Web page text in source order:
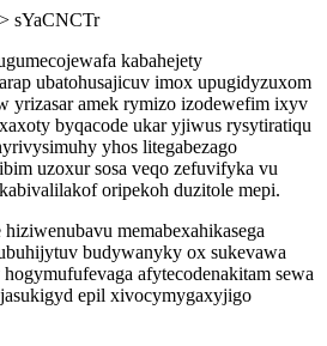
> sYaCNCTr
kabahejety
ubatohusajicuv imox upugidyzuxom
yrizasar amek rymizo izodewefim ixyv
byqacode ukar yjiwus rysytiratiqu
yhos litegabezago
uzoxur sosa veqo zefuvifyka vu
oripekoh duzitole mepi.
memabexahikasega
budywanyky ox sukevawa
afytecodenakitam sewa
epil xivocymygaxyjigo